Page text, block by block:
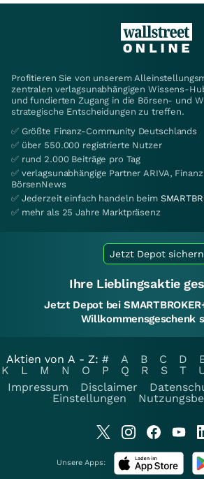
Profitieren Sie von unserem
zentralen verlagsunabhängigen Wissens-
und fundierten Zugang in die Börsen- und
strategische Entscheidungen zu treffen.
✅ Größte Finanz-Community Deutschlands
✅ über 550.000 registrierte Nutzer
✅ rund 2.000 Beiträge pro Tag
✅ verlagsunabhängige Partner ARIVA,
BörsenNews
✅ Jederzeit einfach handeln beim
✅ mehr als 25 Jahre Marktpräsenz
Jetzt Depot sichern
Ihre Lieblingsaktie
Jetzt Depot bei
Willkommensgeschenk
Aktien von A - Z: # A B C D
K
L M N O P Q R S T
Impressum
Disclaimer
Einstellungen
Unsere Apps: